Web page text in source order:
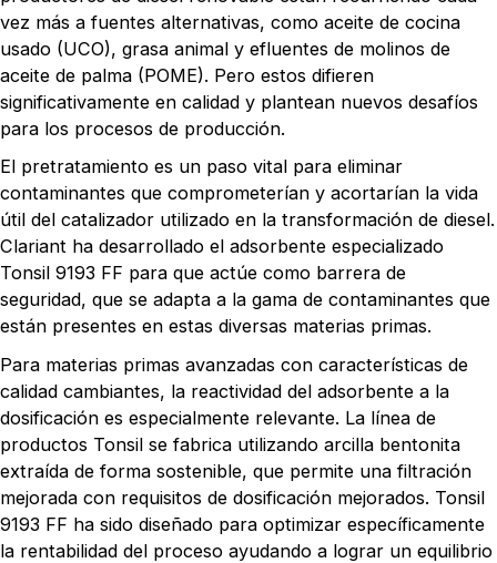
vez más a fuentes alternativas, como aceite de cocina
usado (UCO), grasa animal y efluentes de molinos de
aceite de palma (POME). Pero estos difieren
significativamente en calidad y plantean nuevos desafíos
para los procesos de producción.
El pretratamiento es un paso vital para eliminar
contaminantes que comprometerían y acortarían la vida
útil del catalizador utilizado en la transformación de diesel.
Clariant ha desarrollado el adsorbente especializado
Tonsil 9193 FF para que actúe como barrera de
seguridad, que se adapta a la gama de contaminantes que
están presentes en estas diversas materias primas.
Para materias primas avanzadas con características de
calidad cambiantes, la reactividad del adsorbente a la
dosificación es especialmente relevante. La línea de
productos Tonsil se fabrica utilizando arcilla bentonita
extraída de forma sostenible, que permite una filtración
mejorada con requisitos de dosificación mejorados. Tonsil
9193 FF ha sido diseñado para optimizar específicamente
la rentabilidad del proceso ayudando a lograr un equilibrio